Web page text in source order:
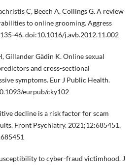
C, Beech A, Collings G. A review
to online grooming. Aggress
46. doi:10.1016/j.avb.2012.11.002
Gillander Gädin K. Online sexual
and cross-sectional
symptoms. Eur J Public Health.
eurpub/cky102
decline is a risk factor for scam
Front Psychiatry. 2021;12:685451.
to cyber-fraud victimhood. J